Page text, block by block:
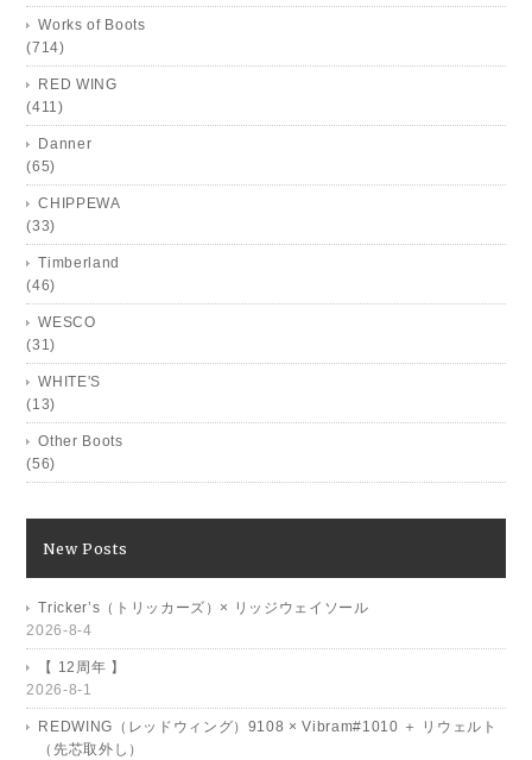
Works of Boots
(714)
RED WING
(411)
Danner
(65)
CHIPPEWA
(33)
Timberland
(46)
WESCO
(31)
WHITE'S
(13)
Other Boots
(56)
New Posts
Tricker’s（トリッカーズ）× リッジウェイソール
2026-8-4
【 12周年 】
2026-8-1
REDWING（レッドウィング）9108 × Vibram#1010 ＋ リウェルト
（先芯取外し）